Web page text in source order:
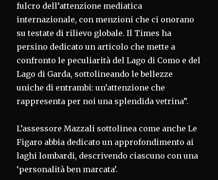
fulcro dell’attenzione mediatica
internazionale, con menzioni che ci onorano
su testate di rilievo globale. Il Times ha
persino dedicato un articolo che mette a
confronto le peculiarità del Lago di Como e del
Lago di Garda, sottolineando le bellezze
uniche di entrambi: un’attenzione che
rappresenta per noi una splendida vetrina”.
L’assessore Mazzali sottolinea come anche Le
Figaro abbia dedicato un approfondimento ai
laghi lombardi, descrivendo ciascuno con una
‘personalità ben marcata’.